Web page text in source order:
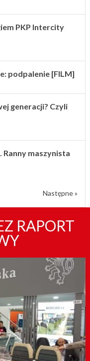
PKP Intercity
podpalenie [FILM]
generacji? Czyli
Ranny maszynista
Następne »
RAPORT